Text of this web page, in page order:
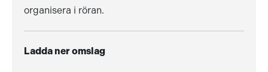
organisera i röran.
Ladda ner omslag